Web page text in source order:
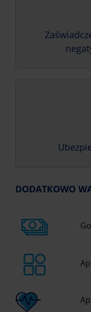
DODATKOWO